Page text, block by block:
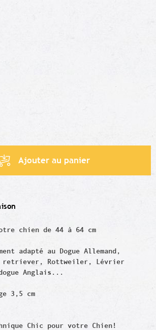
Ajouter au panier
chien de 44 à 64 cm
adapté au Dogue Allemand,
retriever, Rottweiler, Lévrier
Anglais...
3,5 cm
Chic pour votre Chien!